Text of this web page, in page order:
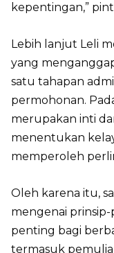
kepentingan,”
Lebih lanjut Leli
yang
satu tahapan
permohonan.
merupakan inti
menentukan
memperoleh
Oleh karena itu,
mengenai prinsip-
penting bagi
termasuk pemulia